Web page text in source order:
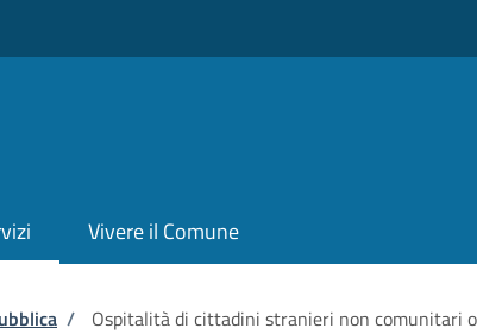
Vivere il Comune
/ Ospitalità di cittadini stranieri non comunitari